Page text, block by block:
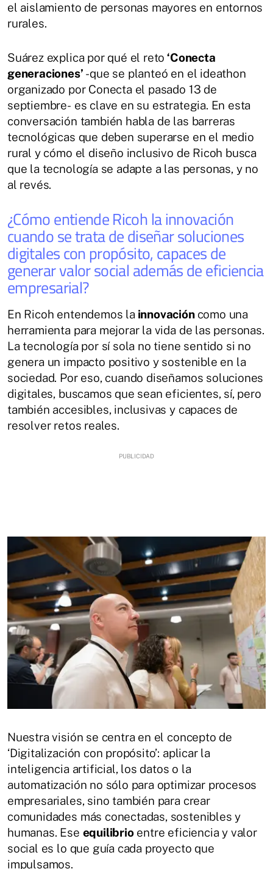
el aislamiento de personas mayores en entornos
rurales.
Suárez explica por qué el reto ‘Conecta
generaciones’ -que se planteó en el ideathon
organizado por Conecta el pasado 13 de
septiembre- es clave en su estrategia. En esta
conversación también habla de las barreras
tecnológicas que deben superarse en el medio
rural y cómo el diseño inclusivo de Ricoh busca
que la tecnología se adapte a las personas, y no
al revés.
¿Cómo entiende Ricoh la innovación
cuando se trata de diseñar soluciones
digitales con propósito, capaces de
generar valor social además de eficiencia
empresarial?
En Ricoh entendemos la innovación como una
herramienta para mejorar la vida de las personas.
La tecnología por sí sola no tiene sentido si no
genera un impacto positivo y sostenible en la
sociedad. Por eso, cuando diseñamos soluciones
digitales, buscamos que sean eficientes, sí, pero
también accesibles, inclusivas y capaces de
resolver retos reales.
Nuestra visión se centra en el concepto de
‘Digitalización con propósito’: aplicar la
inteligencia artificial, los datos o la
automatización no sólo para optimizar procesos
empresariales, sino también para crear
comunidades más conectadas, sostenibles y
humanas. Ese equilibrioentre eficiencia y valor
social es lo que guía cada proyecto que
impulsamos.